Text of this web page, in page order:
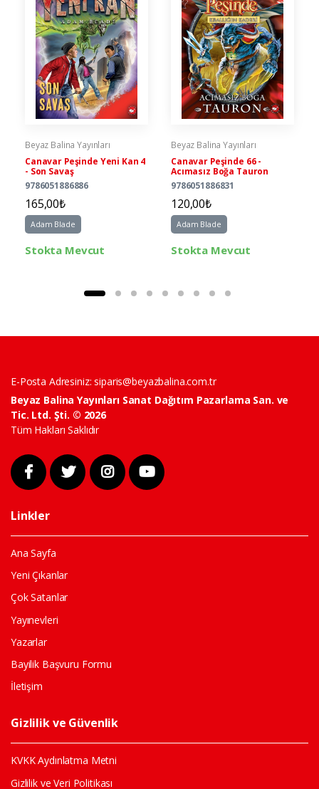
Beyaz Balina Yayınları
Canavar Peşinde Yeni Kan 4
- Son Savaş
9786051886886
165,00₺
Adam Blade
Stokta Mevcut
Beyaz Balina Yayınları
Canavar Peşinde 66 -
Acımasız Boğa Tauron
9786051886831
120,00₺
Adam Blade
Stokta Mevcut
E-Posta Adresiniz:siparis@beyazbalina.com.tr
Beyaz Balina Yayınları Sanat Dağıtım Pazarlama San. ve
Tic. Ltd. Şti. © 2026
Tüm Hakları Saklıdır
Linkler
Ana Sayfa
Yeni Çıkanlar
Çok Satanlar
Yayınevleri
Yazarlar
Bayilik Başvuru Formu
İletişim
Gizlilik ve Güvenlik
KVKK Aydınlatma Metni
Gizlilik ve Veri Politikası